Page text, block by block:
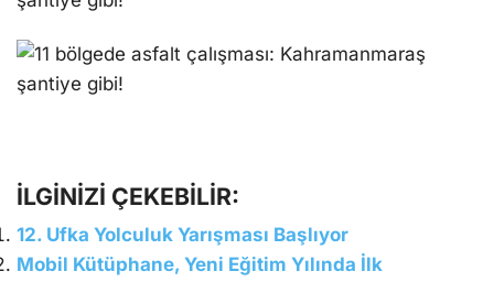
İLGİNİZİ ÇEKEBİLİR:
12. Ufka Yolculuk Yarışması Başlıyor
Mobil Kütüphane, Yeni Eğitim Yılında İlk